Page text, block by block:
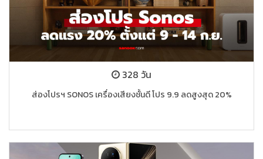
328 วัน
ส่องโปรฯ SONOS เครื่องเสียงชั้นดี โปร 9.9 ลดสูงสุด 20%